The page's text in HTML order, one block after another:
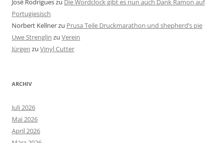
José Rodrigueszu Die Wordclock gibt es nun auch Dank Ramon auf
Portugiesisch
Norbert Kellnerzu Prusa Teile Druckmarathon und shepherd’s pie
Uwe Strenglin zu Verein
Jürgen zu Vinyl Cutter
ARCHIV
Juli 2026
Mai 2026
April 2026